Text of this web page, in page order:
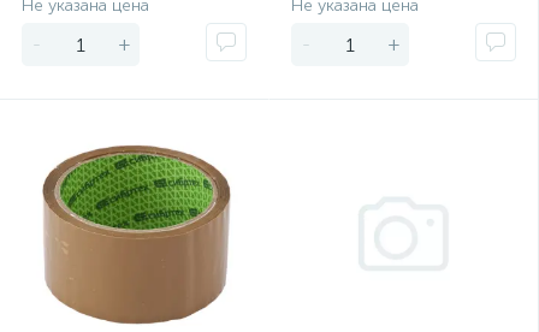
Не указана цена
- +
Не указана цена
- +